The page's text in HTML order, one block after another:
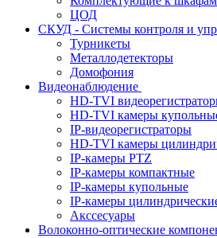
ЦОД
СКУД - Системы контроля и
Турникеты
Металлодетекторы
Домофония
Видеонаблюдение
HD-TVI
HD-TVI камеры
IP-видеорегистраторы
HD-TVI камеры
IP-камеры PTZ
IP-камеры компактные
IP-камеры купольные
IP-камеры
Акссесуары
Волоконно-оптические